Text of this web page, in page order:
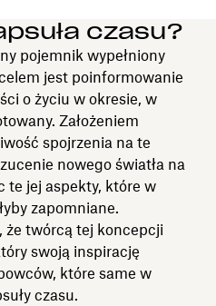
czasu?
pojemnik wypełniony
jest poinformowanie
o życiu w okresie, w
Założeniem
spojrzenia na te
nowego światła na
te jej aspekty, które w
zapomniane.
że twórcą tej koncepcji
swoją inspirację
które same w
czasu.